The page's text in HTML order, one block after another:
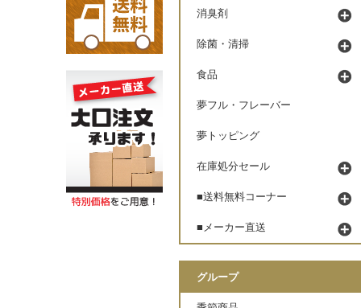
消臭剤
除菌・清掃
食品
夢フル・フレーバー
夢トッピング
在庫処分セール
■送料無料コーナー
■メーカー直送
グループ